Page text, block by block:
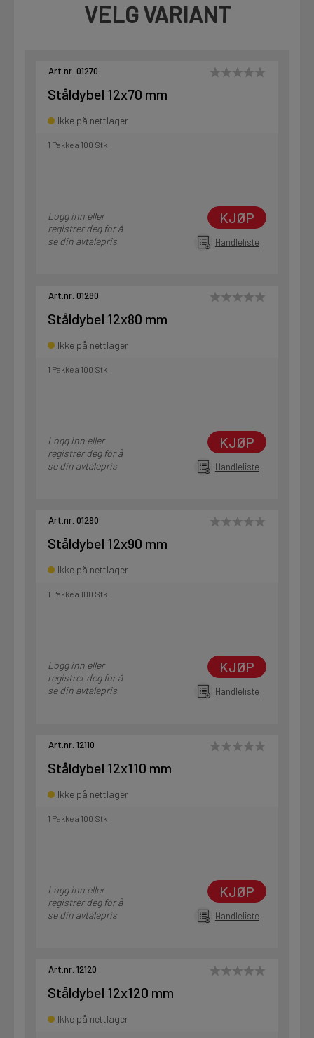
VELG VARIANT
Art.nr. 01270
Ståldybel 12x70 mm
Ikke på nettlager
1 Pakke a 100 Stk
Logg inn eller
registrer deg for å
se din avtalepris
KJØP
Handleliste
Art.nr. 01280
Ståldybel 12x80 mm
Ikke på nettlager
1 Pakke a 100 Stk
Logg inn eller
registrer deg for å
se din avtalepris
KJØP
Handleliste
Art.nr. 01290
Ståldybel 12x90 mm
Ikke på nettlager
1 Pakke a 100 Stk
Logg inn eller
registrer deg for å
se din avtalepris
KJØP
Handleliste
Art.nr. 12110
Ståldybel 12x110 mm
Ikke på nettlager
1 Pakke a 100 Stk
Logg inn eller
registrer deg for å
se din avtalepris
KJØP
Handleliste
Art.nr. 12120
Ståldybel 12x120 mm
Ikke på nettlager